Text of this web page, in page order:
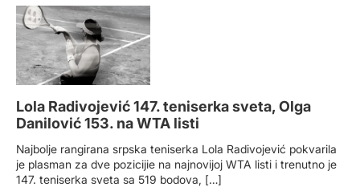
Lola Radivojević 147. teniserka sveta, Olga
Danilović 153. na WTA listi
Najbolje rangirana srpska teniserka Lola Radivojević pokvarila
je plasman za dve pozicijie na najnovijoj WTA listi i trenutno je
147. teniserka sveta sa 519 bodova, […]